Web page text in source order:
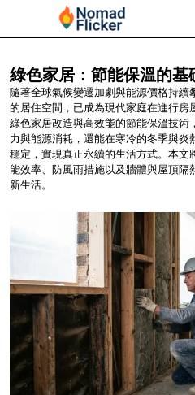
綠色家居：節能保溫的基
隨著全球氣候變遷加劇與能源價格持
的居住空間，已成為現代家庭在進行房
綠色家居改造與高效能的節能保溫技
力與能源消耗，還能在寒冷的冬季與
穩定，實現真正永續的生活方式。本
能效率、防風雨措施以及牆體與屋頂
新生活。